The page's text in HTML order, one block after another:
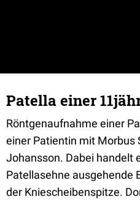
Patella einer
Röntgenaufnahme einer
einer Patientin mit Morbus
Johansson. Dabei handelt
Patellasehne ausgehende
der Kniescheibenspitze.